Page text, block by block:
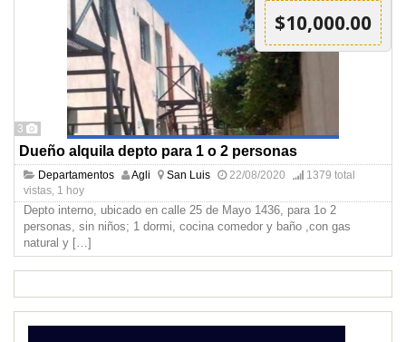
3
$10,000.00
Dueño alquila depto para 1 o 2 personas
Departamentos Agli San Luis 22/08/2020
1379 total
vistas, 1 hoy
Depto interno, ubicado en calle 25 de Mayo 1436, para 1o 2
personas, sin niños; 1 dormi, cocina comedor y baño ,con gas
natural y […]